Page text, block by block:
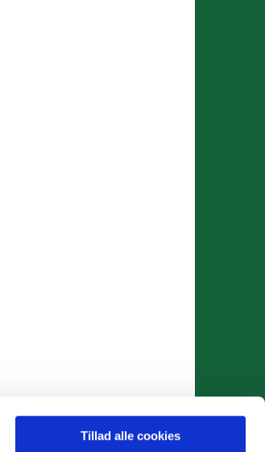
Tillad alle cookies